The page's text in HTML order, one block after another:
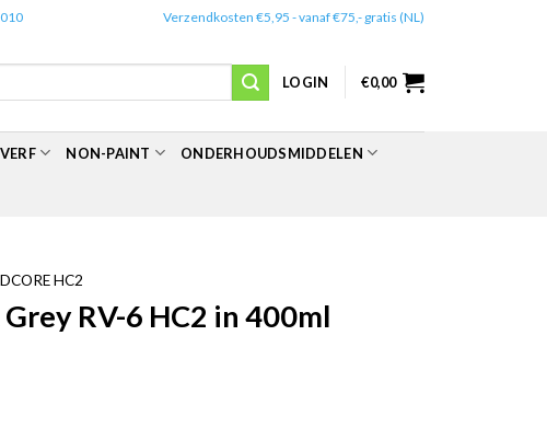
Verzendkosten €5,95 - vanaf €75,- gratis (NL)
LOGIN €0,00
NON-PAINT ONDERHOUDSMIDDELEN
HC2
RV-6 HC2 in 400ml